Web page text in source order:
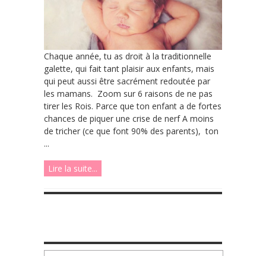
Chaque année, tu as droit à la traditionnelle
galette, qui fait tant plaisir aux enfants, mais
qui peut aussi être sacrément redoutée par
les mamans. Zoom sur 6 raisons de ne pas
tirer les Rois. Parce que ton enfant a de fortes
chances de piquer une crise de nerf A moins
de tricher (ce que font 90% des parents), ton
...
Lire la suite...